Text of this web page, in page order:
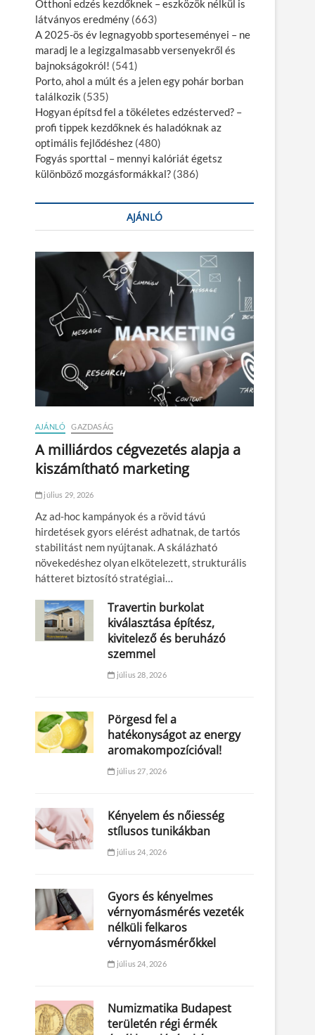
Otthoni edzés kezdőknek – eszközök nélkül is
látványos eredmény (663)
A 2025-ös év legnagyobb sporteseményei – ne
maradj le a legizgalmasabb versenyekről és
bajnokságokról! (541)
Porto, ahol a múlt és a jelen egy pohár borban
találkozik (535)
Hogyan építsd fel a tökéletes edzésterved? –
profi tippek kezdőknek és haladóknak az
optimális fejlődéshez (480)
Fogyás sporttal – mennyi kalóriát égetsz
különböző mozgásformákkal? (386)
AJÁNLÓ
AJÁNLÓ GAZDASÁG
A milliárdos cégvezetés alapja a
kiszámítható marketing
július 29, 2026
Az ad-hoc kampányok és a rövid távú
hirdetések gyors elérést adhatnak, de tartós
stabilitást nem nyújtanak. A skálázható
növekedéshez olyan elkötelezett, strukturális
hátteret biztosító stratégiai…
Travertin burkolat
kiválasztása építész,
kivitelező és beruházó
szemmel
július 28, 2026
Pörgesd fel a
hatékonyságot az energy
aromakompozícióval!
július 27, 2026
Kényelem és nőiesség
stílusos tunikákban
július 24, 2026
Gyors és kényelmes
vérnyomásmérés vezeték
nélküli felkaros
vérnyomásmérőkkel
július 24, 2026
Numizmatika Budapest
területén régi érmék